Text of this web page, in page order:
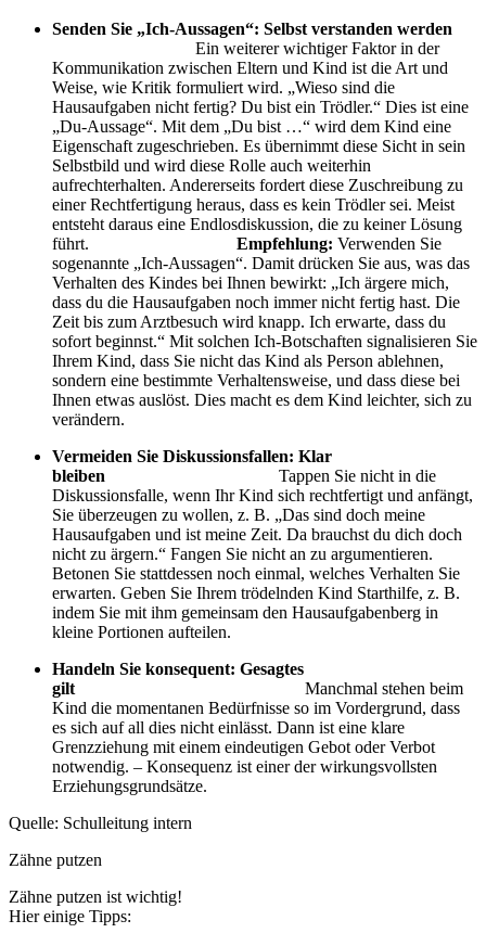
Senden Sie „Ich-Aussagen“: Selbst verstanden werden
Ein weiterer wichtiger Faktor in der
Kommunikation zwischen Eltern und Kind ist die Art und
Weise, wie Kritik formuliert wird. „Wieso sind die
Hausaufgaben nicht fertig? Du bist ein Trödler.“ Dies ist eine
„Du-Aussage“. Mit dem „Du bist …“ wird dem Kind eine
Eigenschaft zugeschrieben. Es übernimmt diese Sicht in sein
Selbstbild und wird diese Rolle auch weiterhin
aufrechterhalten. Andererseits fordert diese Zuschreibung zu
einer Rechtfertigung heraus, dass es kein Trödler sei. Meist
entsteht daraus eine Endlosdiskussion, die zu keiner Lösung
führt. Empfehlung: Verwenden Sie
sogenannte „Ich-Aussagen“. Damit drücken Sie aus, was das
Verhalten des Kindes bei Ihnen bewirkt: „Ich ärgere mich,
dass du die Hausaufgaben noch immer nicht fertig hast. Die
Zeit bis zum Arztbesuch wird knapp. Ich erwarte, dass du
sofort beginnst.“ Mit solchen Ich-Botschaften signalisieren Sie
Ihrem Kind, dass Sie nicht das Kind als Person ablehnen,
sondern eine bestimmte Verhaltensweise, und dass diese bei
Ihnen etwas auslöst. Dies macht es dem Kind leichter, sich zu
verändern.
Vermeiden Sie Diskussionsfallen: Klar
bleiben Tappen Sie nicht in die
Diskussionsfalle, wenn Ihr Kind sich rechtfertigt und anfängt,
Sie überzeugen zu wollen, z. B. „Das sind doch meine
Hausaufgaben und ist meine Zeit. Da brauchst du dich doch
nicht zu ärgern.“ Fangen Sie nicht an zu argumentieren.
Betonen Sie stattdessen noch einmal, welches Verhalten Sie
erwarten. Geben Sie Ihrem trödelnden Kind Starthilfe, z. B.
indem Sie mit ihm gemeinsam den Hausaufgabenberg in
kleine Portionen aufteilen.
Handeln Sie konsequent: Gesagtes
gilt Manchmal stehen beim
Kind die momentanen Bedürfnisse so im Vordergrund, dass
es sich auf all dies nicht einlässt. Dann ist eine klare
Grenzziehung mit einem eindeutigen Gebot oder Verbot
notwendig. – Konsequenz ist einer der wirkungsvollsten
Erziehungsgrundsätze.
Quelle: Schulleitung intern
Zähne putzen
Zähne putzen ist wichtig!
Hier einige Tipps: